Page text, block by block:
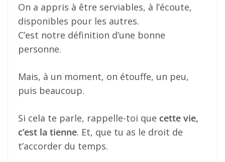
On a appris à être serviables, à l’écoute,
disponibles pour les autres.
C’est notre définition d’une bonne
personne.
Mais, à un moment, on étouffe, un peu,
puis beaucoup.
Si cela te parle, rappelle-toi que cette vie,
c’est la tienne. Et, que tu as le droit de
t’accorder du temps.